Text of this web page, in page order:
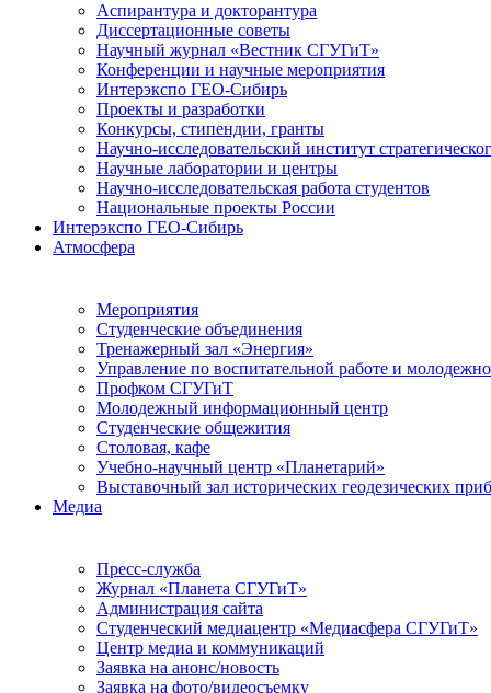
Аспирантура и докторантура
Диссертационные советы
Научный журнал «Вестник СГУГиТ»
Конференции и научные мероприятия
Интерэкспо ГЕО-Сибирь
Проекты и разработки
Конкурсы, стипендии, гранты
Научно-исследовательский институт
Научные лаборатории и центры
Научно-исследовательская работа студентов
Национальные проекты России
Интерэкспо ГЕО-Сибирь
Атмосфера
Мероприятия
Студенческие объединения
Тренажерный зал «Энергия»
Управление по воспитательной работе и
Профком СГУГиТ
Молодежный информационный центр
Студенческие общежития
Столовая, кафе
Учебно-научный центр «Планетарий»
Выставочный зал исторических геодезических
Медиа
Пресс-служба
Журнал «Планета СГУГиТ»
Администрация сайта
Студенческий медиацентр «Медиасфера СГУГиТ»
Центр медиа и коммуникаций
Заявка на анонс/новость
Заявка на фото/видеосъемку